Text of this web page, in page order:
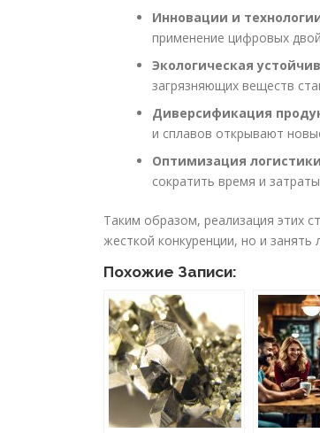
Инновации и
применение цифровых
Экологическая
загрязняющих веществ
Диверсификация
и сплавов открывают
Оптимизация
сократить время и
Таким образом, реализация этих
жесткой конкуренции, но и
Похожие Записи: